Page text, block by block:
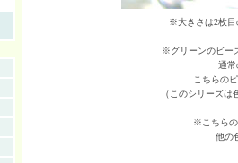
※大きさは2枚目
※グリーンのビー
通常
こちらの
（このシリーズは
※こちらの
他の